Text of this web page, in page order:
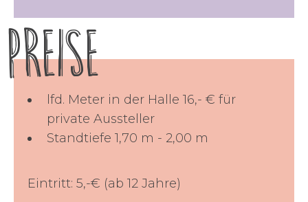
Preise
lfd. Meter in der Halle 16,- € für
private Aussteller
Standtiefe 1,70 m - 2,00 m
Eintritt: 5,-€ (ab 12 Jahre)